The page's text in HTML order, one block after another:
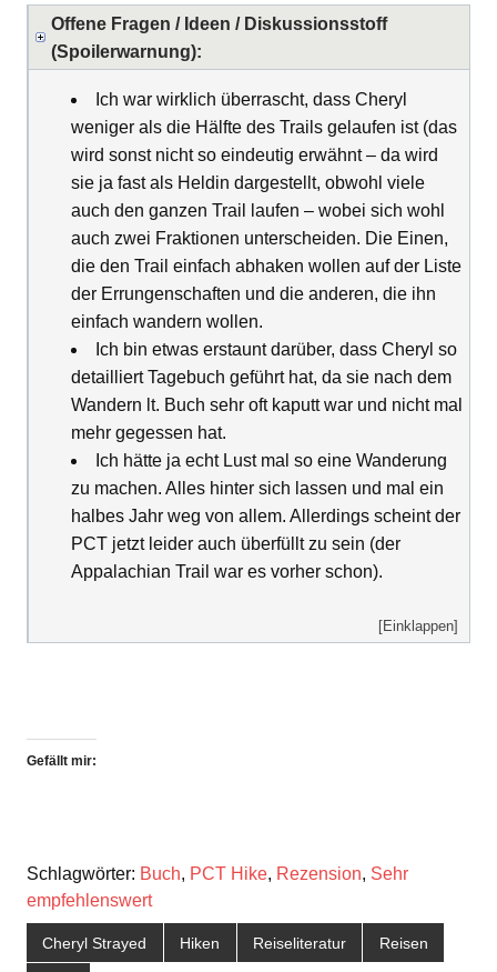
Offene Fragen / Ideen / Diskussionsstoff
(Spoilerwarnung):
Ich war wirklich überrascht, dass Cheryl
weniger als die Hälfte des Trails gelaufen ist (das
wird sonst nicht so eindeutig erwähnt – da wird
sie ja fast als Heldin dargestellt, obwohl viele
auch den ganzen Trail laufen – wobei sich wohl
auch zwei Fraktionen unterscheiden. Die Einen,
die den Trail einfach abhaken wollen auf der Liste
der Errungenschaften und die anderen, die ihn
einfach wandern wollen.
Ich bin etwas erstaunt darüber, dass Cheryl so
detailliert Tagebuch geführt hat, da sie nach dem
Wandern lt. Buch sehr oft kaputt war und nicht mal
mehr gegessen hat.
Ich hätte ja echt Lust mal so eine Wanderung
zu machen. Alles hinter sich lassen und mal ein
halbes Jahr weg von allem. Allerdings scheint der
PCT jetzt leider auch überfüllt zu sein (der
Appalachian Trail war es vorher schon).
[Einklappen]
Gefällt mir:
Schlagwörter: Buch, PCT Hike, Rezension, Sehr
empfehlenswert
Cheryl Strayed Hiken Reiseliteratur Reisen